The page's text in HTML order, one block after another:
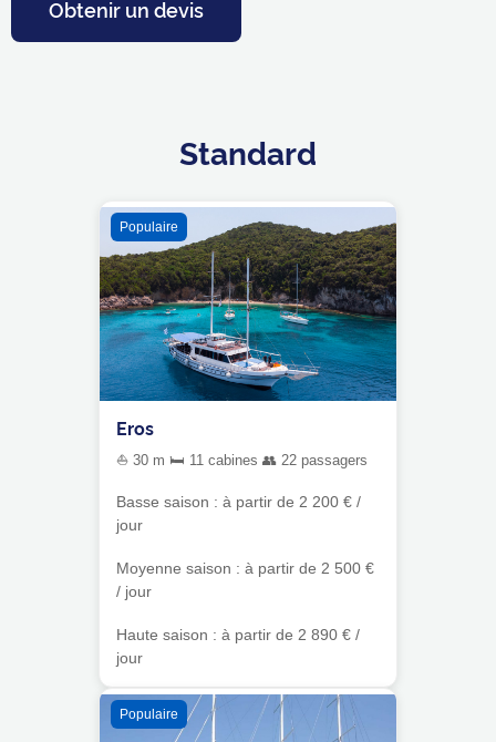
Obtenir un devis
Standard
Populaire
Eros
⛵ 30 m 🛏 11 cabines 👥 22 passagers
Basse saison : à partir de 2 200 € /
jour
Moyenne saison : à partir de 2 500 €
/ jour
Haute saison : à partir de 2 890 € /
jour
Populaire